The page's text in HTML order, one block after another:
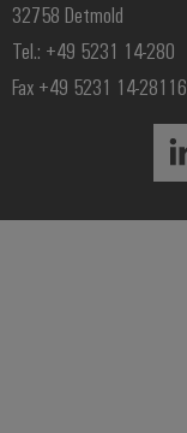
32758 Detmold
Tel.: +49 5231 14-280
Fax +49 5231 14-28116